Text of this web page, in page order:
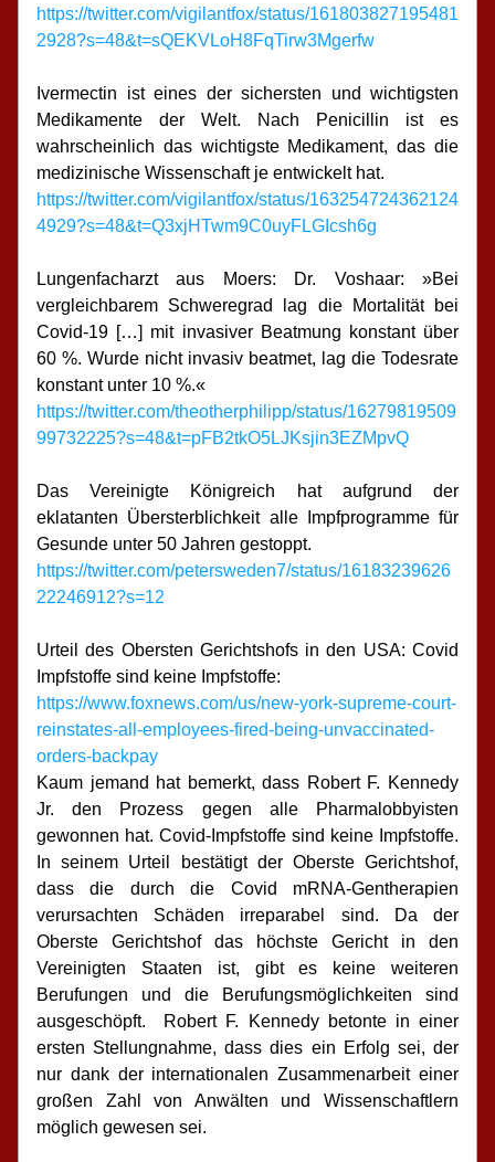
https://twitter.com/vigilantfox/status/161803827195481
2928?s=48&t=sQEKVLoH8FqTirw3Mgerfw
Ivermectin ist eines der sichersten und wichtigsten
Medikamente der Welt. Nach Penicillin ist es
wahrscheinlich das wichtigste Medikament, das die
medizinische Wissenschaft je entwickelt hat.
https://twitter.com/vigilantfox/status/163254724362124
4929?s=48&t=Q3xjHTwm9C0uyFLGIcsh6g
Lungenfacharzt aus Moers: Dr. Voshaar: »Bei
vergleichbarem Schweregrad lag die Mortalität bei
Covid-19 […] mit invasiver Beatmung konstant über
60 %. Wurde nicht invasiv beatmet, lag die Todesrate
konstant unter 10 %.«
https://twitter.com/theotherphilipp/status/16279819509
99732225?s=48&t=pFB2tkO5LJKsjin3EZMpvQ
Das Vereinigte Königreich hat aufgrund der
eklatanten Übersterblichkeit alle Impfprogramme für
Gesunde unter 50 Jahren gestoppt.
https://twitter.com/petersweden7/status/16183239626
22246912?s=12
Urteil des Obersten Gerichtshofs in den USA: Covid
Impfstoffe sind keine Impfstoffe:
https://www.foxnews.com/us/new-york-supreme-court-
reinstates-all-employees-fired-being-unvaccinated-
orders-backpay
Kaum jemand hat bemerkt, dass Robert F. Kennedy
Jr. den Prozess gegen alle Pharmalobbyisten
gewonnen hat. Covid-Impfstoffe sind keine Impfstoffe.
In seinem Urteil bestätigt der Oberste Gerichtshof,
dass die durch die Covid mRNA-Gentherapien
verursachten Schäden irreparabel sind. Da der
Oberste Gerichtshof das höchste Gericht in den
Vereinigten Staaten ist, gibt es keine weiteren
Berufungen und die Berufungsmöglichkeiten sind
ausgeschöpft.  Robert F. Kennedy betonte in einer
ersten Stellungnahme, dass dies ein Erfolg sei, der
nur dank der internationalen Zusammenarbeit einer
großen Zahl von Anwälten und Wissenschaftlern
möglich gewesen sei.